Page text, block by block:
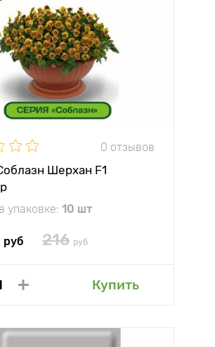
0 отзывов
Шерхан F1
упаковке: 10 шт
руб 216 руб
Купить